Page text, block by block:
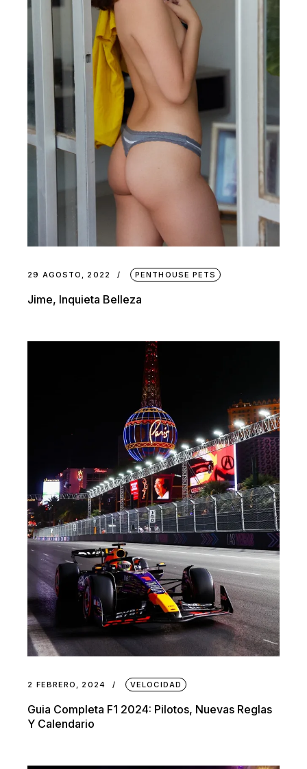
29 AGOSTO, 2022 PENTHOUSE PETS
Jime, Inquieta Belleza
2 FEBRERO, 2024 VELOCIDAD
Guia Completa F1 2024: Pilotos, Nuevas Reglas
Y Calendario